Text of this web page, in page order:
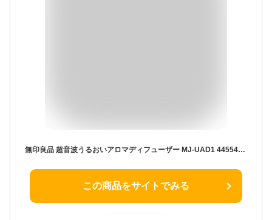
無印良品 超音波うるおいアロマディフューザー MJ‐UAD1 44554586 白
この商品をサイトでみる